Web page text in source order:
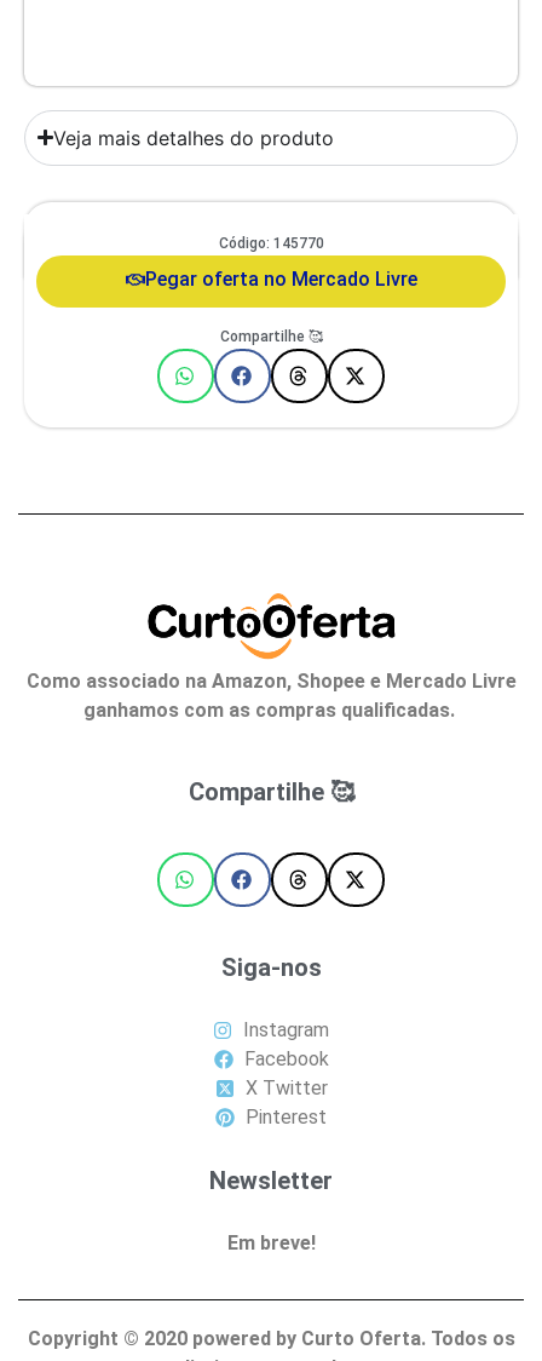
Veja mais detalhes do produto
Comedouro Duplo Gato E Cachorro De Pequeno Porte Itaporã Duo
Design
Código: 145770
Pegar oferta no Mercado Livre
Compartilhe 🥰
Como associado na Amazon, Shopee e Mercado Livre
ganhamos com as compras qualificadas.
Compartilhe 🥰
Siga-nos
Instagram
Facebook
X Twitter
Pinterest
Newsletter
Em breve!
Copyright © 2020powered by Curto Oferta. Todos os